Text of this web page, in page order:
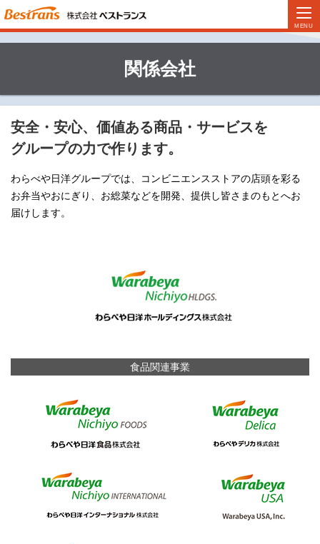
関係会社
安全・安心、価値ある商品・サービスを
グループの力で作ります。
わらべや日洋グループでは、コンビニエンスストアの店頭を彩る
お弁当やおにぎり、お総菜などを開発、提供し皆さまのもとへお
届けします。
食品関連事業